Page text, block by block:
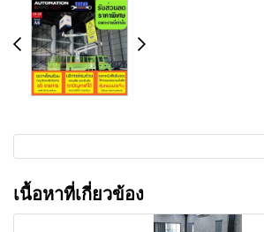
เนื้อหาที่เกี่ยวข้อง